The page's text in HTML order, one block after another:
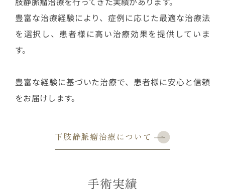
豊富な治療経験により、症例に応じた最適な治療法
を選択し、患者様に高い治療効果を提供していま
す。
豊富な経験に基づいた治療で、患者様に安心と信頼
をお届けします。
下肢静脈瘤治療について
手術実績